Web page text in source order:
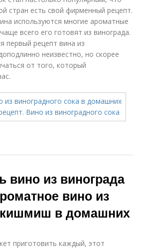
стран есть свой фирменный рецепт.
используются многие ароматные
всего его готовят из винограда.
первый рецепт вина из
неизвестно, но скорее
от того, который
вино из винограда
вино из
кишмиш в домашних
приготовить каждый, этот